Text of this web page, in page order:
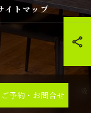
ご予約・お問合せ
イトマップ
らライフスタイル 一級